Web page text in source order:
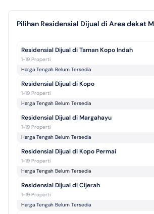
Pilihan Residensial Dijual di Area dekat
Residensial Dijual di Taman Kopo Indah
1-19 Properti
Harga Tengah Belum Tersedia
Residensial Dijual di Kopo
1-19 Properti
Harga Tengah Belum Tersedia
Residensial Dijual di Margahayu
1-19 Properti
Harga Tengah Belum Tersedia
Residensial Dijual di Kopo Permai
1-19 Properti
Harga Tengah Belum Tersedia
Residensial Dijual di Cijerah
1-19 Properti
Harga Tengah Belum Tersedia